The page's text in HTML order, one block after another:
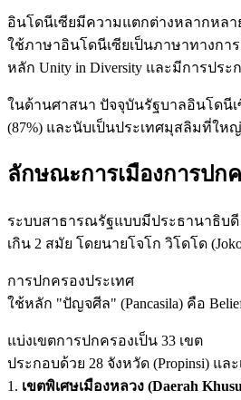
อินโดนีเซียมีความแตกต่างหลากหล
ใช้ภาษาอินโดนีเซียเป็นภาษาทางกา
หลัก Unity in Diversity และมีการปร
ในด้านศาสนา ปัจจุบันรัฐบาลอินโดนี
(87%) และนับเป็นประเทศมุสลิมที่ใ
ลักษณะการเมืองการปก
ระบบสาธารณรัฐแบบมีประธานาธิบ
เกิน 2 สมัย โดยนายโจโก วิโดโด
การปกครองประเทศ
ใช้หลัก "ปัญจศีล" (Pancasila) คือ Belief
แบ่งเขตการปกครองเป็น 33 เขต
ประกอบด้วย 28 จังหวัด (Propinsi) แ
1. เขตพิเศษเมืองหลวง (Daerah